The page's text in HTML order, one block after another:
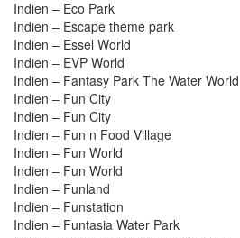
Indien – Eco Park
Indien – Escape theme park
Indien – Essel World
Indien – EVP World
Indien – Fantasy Park The Water World
Indien – Fun City
Indien – Fun City
Indien – Fun n Food Village
Indien – Fun World
Indien – Fun World
Indien – Funland
Indien – Funstation
Indien – Funtasia Water Park